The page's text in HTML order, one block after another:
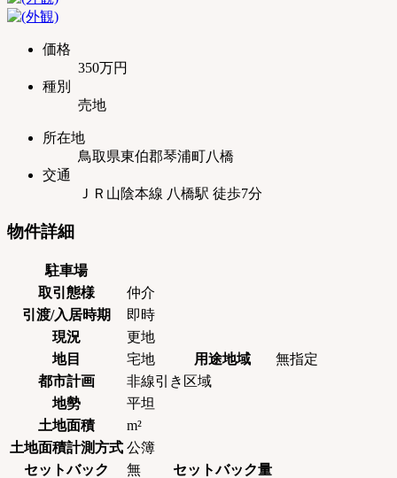
く
【公
価格
350万円
種別
売地
所在地
鳥取県東伯郡琴浦町八橋
交通
ＪＲ山陰本線 八橋駅 徒歩7分
物件詳細
駐車場
取引態様
仲介
引渡/入居時期
即時
現況
更地
地目
宅地 用途地域
無指定
都市計画
非線引き区域
地勢
平坦
土地面積
m²
土地面積計測方式 公簿
セットバック
無
セットバック量